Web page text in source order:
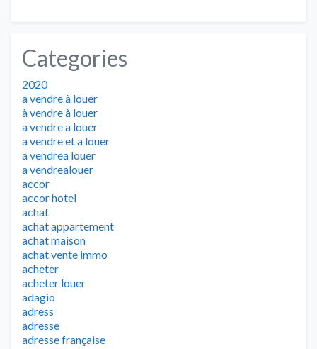
Categories
2020
a vendre à louer
à vendre à louer
a vendre a louer
a vendre et a louer
a vendrea louer
a vendrealouer
accor
accor hotel
achat
achat appartement
achat maison
achat vente immo
acheter
acheter louer
adagio
adress
adresse
adresse française